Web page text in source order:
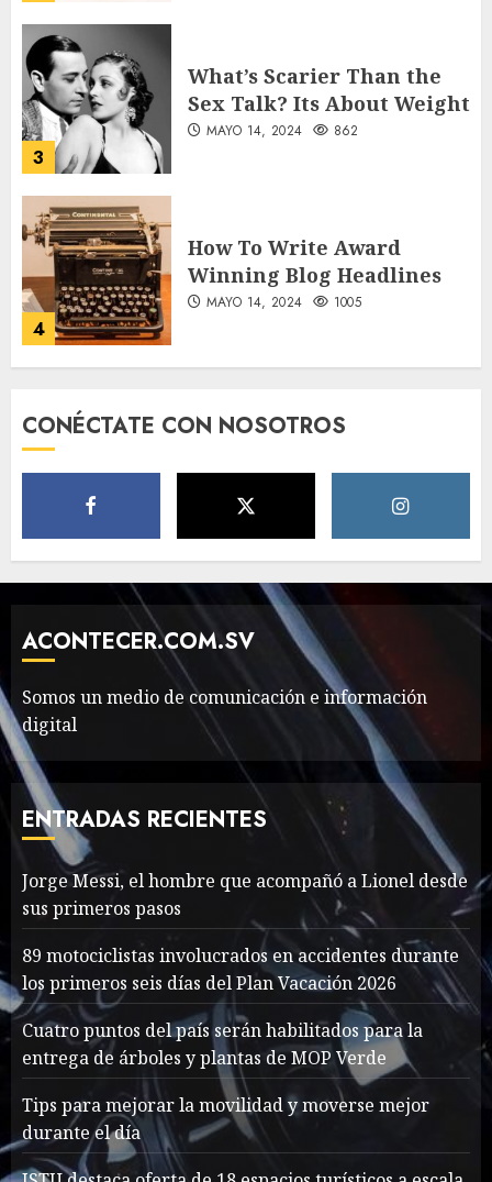
3
What’s Scarier Than the
Sex Talk? Its About Weight
MAYO 14, 2024 862
4
How To Write Award
Winning Blog Headlines
MAYO 14, 2024 1005
How Many of These Italian
MAYO 14, 2024 811
Need to Know About the
Classic Cars in a Retro
Movie?
MAYO 14, 2024 799
7
The full story of
Thailand’s extraordinary
cave rescue
MAYO 14, 2024 1005
1
Jorge Messi, el hombre
que acompañó a Lionel
desde sus primeros pasos
AGOSTO 8, 2026 43
Searching for the
forgotten heroes of World
War Two
MAYO 14, 2024 861
CONÉCTATE CON NOSOTROS
ACONTECER.COM.SV
Somos un medio de comunicación e información
digital
ENTRADAS RECIENTES
Jorge Messi, el hombre que acompañó a Lionel desde
sus primeros pasos
89 motociclistas involucrados en accidentes durante
los primeros seis días del Plan Vacación 2026
Cuatro puntos del país serán habilitados para la
entrega de árboles y plantas de MOP Verde
Tips para mejorar la movilidad y moverse mejor
durante el día